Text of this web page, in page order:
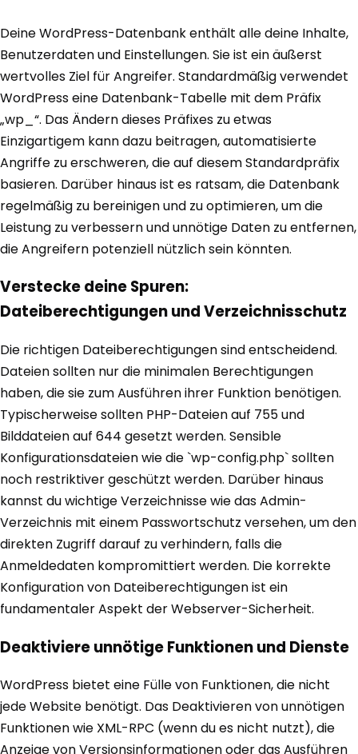
Deine WordPress-Datenbank enthält alle deine Inhalte,
Benutzerdaten und Einstellungen. Sie ist ein äußerst
wertvolles Ziel für Angreifer. Standardmäßig verwendet
WordPress eine Datenbank-Tabelle mit dem Präfix
„wp_“. Das Ändern dieses Präfixes zu etwas
Einzigartigem kann dazu beitragen, automatisierte
Angriffe zu erschweren, die auf diesem Standardpräfix
basieren. Darüber hinaus ist es ratsam, die Datenbank
regelmäßig zu bereinigen und zu optimieren, um die
Leistung zu verbessern und unnötige Daten zu entfernen,
die Angreifern potenziell nützlich sein könnten.
Verstecke deine Spuren:
Dateiberechtigungen und Verzeichnisschutz
Die richtigen Dateiberechtigungen sind entscheidend.
Dateien sollten nur die minimalen Berechtigungen
haben, die sie zum Ausführen ihrer Funktion benötigen.
Typischerweise sollten PHP-Dateien auf 755 und
Bilddateien auf 644 gesetzt werden. Sensible
Konfigurationsdateien wie die `wp-config.php` sollten
noch restriktiver geschützt werden. Darüber hinaus
kannst du wichtige Verzeichnisse wie das Admin-
Verzeichnis mit einem Passwortschutz versehen, um den
direkten Zugriff darauf zu verhindern, falls die
Anmeldedaten kompromittiert werden. Die korrekte
Konfiguration von Dateiberechtigungen ist ein
fundamentaler Aspekt der Webserver-Sicherheit.
Deaktiviere unnötige Funktionen und Dienste
WordPress bietet eine Fülle von Funktionen, die nicht
jede Website benötigt. Das Deaktivieren von unnötigen
Funktionen wie XML-RPC (wenn du es nicht nutzt), die
Anzeige von Versionsinformationen oder das Ausführen